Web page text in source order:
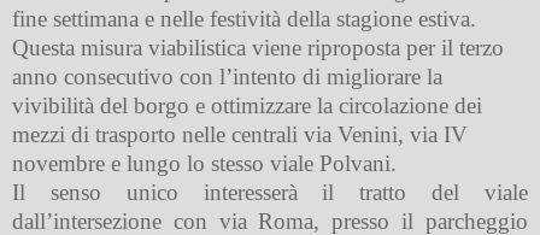
fine settimana e nelle festività della stagione estiva.
Questa misura viabilistica viene riproposta per il terzo
anno consecutivo con l’intento di migliorare la
vivibilità del borgo e ottimizzare la circolazione dei
mezzi di trasporto nelle centrali via Venini, via IV
novembre e lungo lo stesso viale Polvani.
Il senso unico interesserà il tratto del viale
dall’intersezione con via Roma, presso il parcheggio